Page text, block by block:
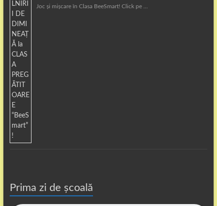
Joc și mișcare în Clasa BeeSmart! Click pe …
Prima zi de școală